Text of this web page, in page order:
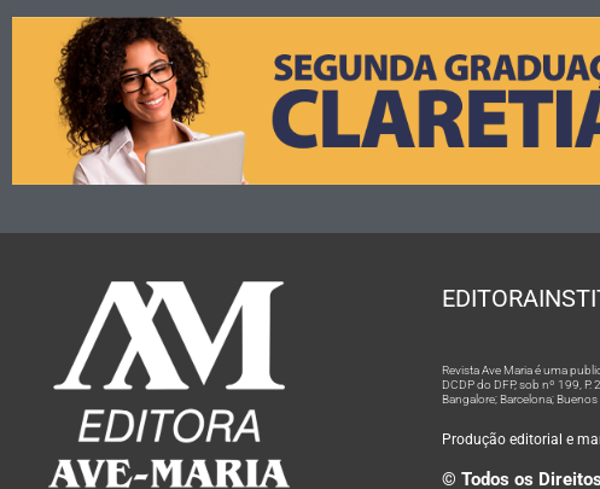
EDITORA
Revista Ave Maria é uma
DCDP do DFP, sob nº 199,
Bangalore; Barcelona;
Produção editorial e
© Todos os